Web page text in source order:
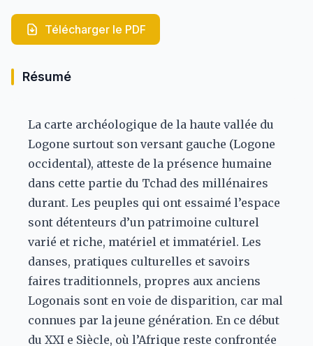
Télécharger le PDF
Résumé
La carte archéologique de la haute vallée du
Logone surtout son versant gauche (Logone
occidental), atteste de la présence humaine
dans cette partie du Tchad des millénaires
durant. Les peuples qui ont essaimé l’espace
sont détenteurs d’un patrimoine culturel
varié et riche, matériel et immatériel. Les
danses, pratiques culturelles et savoirs
faires traditionnels, propres aux anciens
Logonais sont en voie de disparition, car mal
connues par la jeune génération. En ce début
du XXI e Siècle, où l’Afrique reste confrontée